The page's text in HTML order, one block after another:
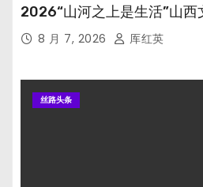
2026“山河之上是生活”山西
8 月 7, 2026 厍红英
丝路头条